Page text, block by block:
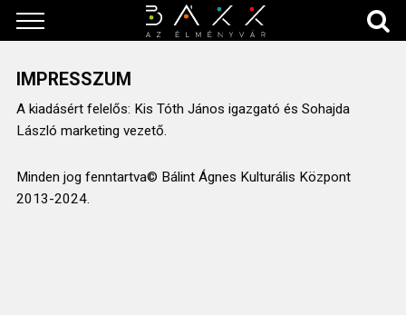
IMPRESSZUM
A kiadásért felelős: Kis Tóth János igazgató és Sohajda
László marketing vezető.
Minden jog fenntartva© Bálint Ágnes Kulturális Központ
2013-2024.